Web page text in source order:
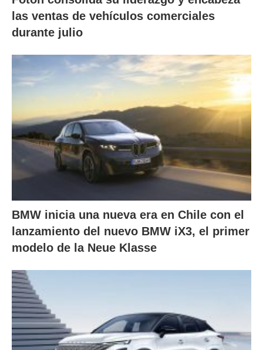
las ventas de vehículos comerciales
durante julio
BMW inicia una nueva era en Chile con el
lanzamiento del nuevo BMW iX3, el primer
modelo de la Neue Klasse